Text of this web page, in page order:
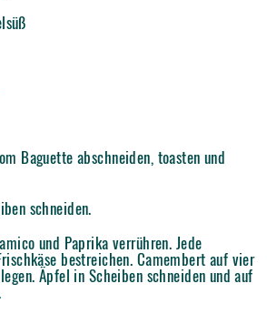
Baguette abschneiden, toasten und
schneiden.
und Paprika verrühren. Jede
bestreichen. Camembert auf vier
Äpfel in Scheiben schneiden und auf